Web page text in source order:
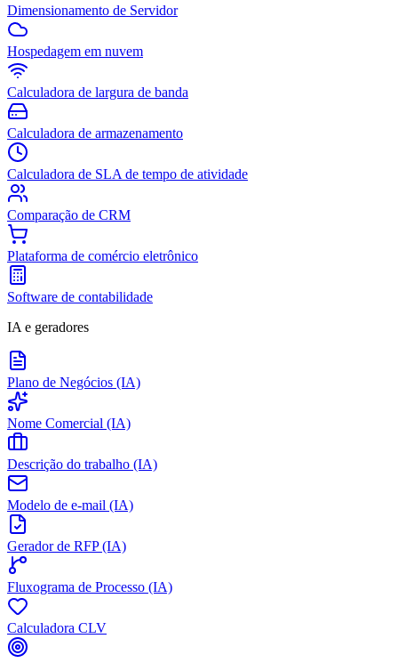
Dimensionamento de Servidor
Hospedagem em nuvem
Calculadora de largura de banda
Calculadora de armazenamento
Calculadora de SLA de tempo de atividade
Comparação de CRM
Plataforma de comércio eletrônico
Software de contabilidade
IA e geradores
Plano de Negócios (IA)
Nome Comercial (IA)
Descrição do trabalho (IA)
Modelo de e-mail (IA)
Gerador de RFP (IA)
Fluxograma de Processo (IA)
Calculadora CLV